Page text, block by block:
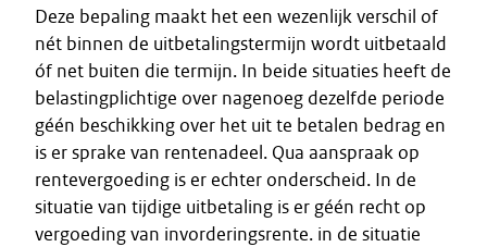
Deze bepaling maakt het een wezenlijk verschil of
nét binnen de uitbetalingstermijn wordt uitbetaald
óf net buiten die termijn. In beide situaties heeft de
belastingplichtige over nagenoeg dezelfde periode
géén beschikking over het uit te betalen bedrag en
is er sprake van rentenadeel. Qua aanspraak op
rentevergoeding is er echter onderscheid. In de
situatie van tijdige uitbetaling is er géén recht op
vergoeding van invorderingsrente. in de situatie